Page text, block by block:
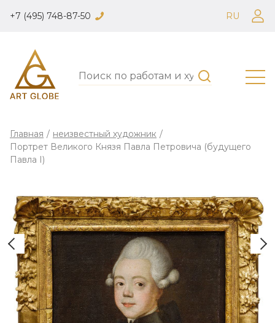
+7 (495) 748-87-50 RU
Главная / неизвестный художник /
Портрет Великого Князя Павла Петровича (будущего
Павла I)